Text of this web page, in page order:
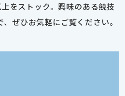
をストック。興味のある競技
ぜひお気軽にご覧ください。